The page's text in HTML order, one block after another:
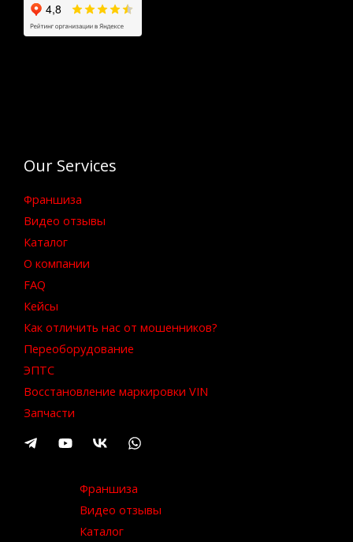
Our Services
Франшиза
Видео отзывы
Каталог
О компании
FAQ
Кейсы
Как отличить нас от мошенников?
Переоборудование
ЭПТС
Восстановление маркировки VIN
Запчасти
Франшиза
Видео отзывы
Каталог